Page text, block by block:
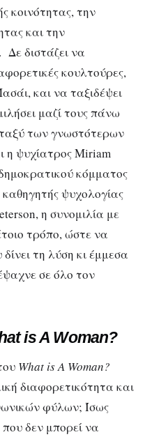
κοινότητας, την
και την
Δε διστάζει να
κουλτούρες,
και να ταξιδέψει
μαζί τους πάνω
των γνωστότερων
η ψυχίατρος Miriam
κόμματος
ψυχολογίας
η συνομιλία με
τρόπο, ώστε να
τη λύση κι έμμεσα
σε όλο τον
is A Woman?
What is A Woman?
διαφορετικότητα και
φύλων; Ίσως
δεν μπορεί να